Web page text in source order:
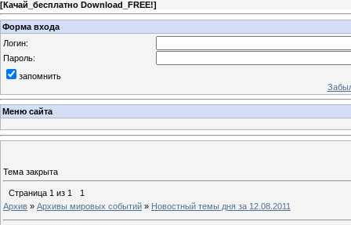
[Качай_бесплатно Download_FREE!]
Форма входа
Логин:
Пароль:
запомнить
Меню сайта
Тема закрыта
Страница 1 из 1
1
Архив » Архивы мировых событий » Новостный темы дня за 12.08.2011